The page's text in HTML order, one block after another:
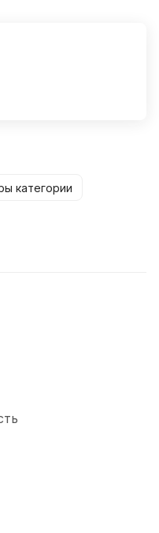
категории